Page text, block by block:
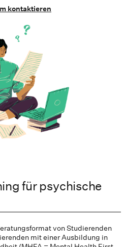
kontaktieren
für psychische
von Studierenden
mit einer Ausbildung in